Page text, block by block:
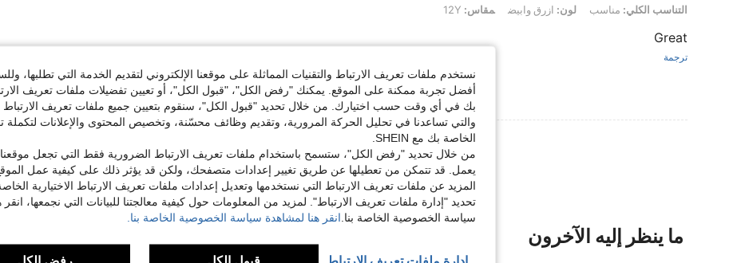
التناسب الكلي: مناسب, لون: ازرق وابيض, مقاس: 12Y
التناسب الكلي: مناسب لون: ازرق وابيض مقاس:
Great
ترجمة
مفيد (0)
عرض المزيد من المراجعات
ما ينظر إليه الآخرون
نستخدم ملفات تعريف الارتباط والتقنيات المماثلة على موقعنا الإلكتروني لتقديم الخدمة التي تطلبها،
أفضل تجربة ممكنة على الموقع. يمكنك "رفض الكل"، "قبول الكل"، أو تعيين تفضيلات ملفات تعريف
بك في أي وقت حسب اختيارك. من خلال تحديد "قبول الكل"، سنقوم بتعيين جميع ملفات تعريف الارتباط
والتي تساعدنا في تحليل الحركة المرورية، وتقديم وظائف محسّنة، وتخصيص المحتوى والإعلانات لتكملة
الخاصة بك مع SHEIN.
من خلال تحديد "رفض الكل"، ستسمح باستخدام ملفات تعريف الارتباط الضرورية فقط التي تجعل موقعنا
يعمل. قد تتمكن من تعطيلها عن طريق تغيير إعدادات متصفحك، ولكن قد يؤثر ذلك على كيفية عمل
المزيد عن ملفات تعريف الارتباط التي نستخدمها وتعديل إعدادات ملفات تعريف الارتباط الاختيارية
تحديد "إدارة ملفات تعريف الارتباط". لمزيد من المعلومات حول كيفية معالجتنا للبيانات التي نجمعها، انقر
سياسة الخصوصية الخاصة بنا. انقر هنا لمشاهدة سياسة الخصوصية الخاصة بنا.
إدارة ملفات تعريف الارتباط قبول الكل رفض الكل